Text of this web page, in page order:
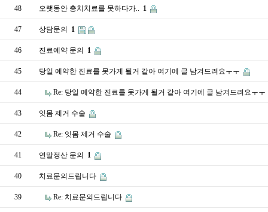
48 오랫동안 충치치료를 못하다가.. 1
47 상담문의 1
46 진료예약 문의 1
45 당일 예약한 진료를 못가게 될거 같아 여기에 글 남겨드려요ㅜㅜ
44 Re: 당일 예약한 진료를 못가게 될거 같아 여기에 글 남겨드려요ㅜㅜ
43 잇몸 제거 수술
42 Re: 잇몸 제거 수술
41 연말정산 문의 1
40 치료문의드립니다
39 Re: 치료문의드립니다